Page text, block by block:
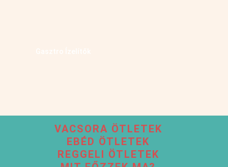
VACSORA ÖTLETEK
EBÉD ÖTLETEK
REGGELI ÖTLETEK